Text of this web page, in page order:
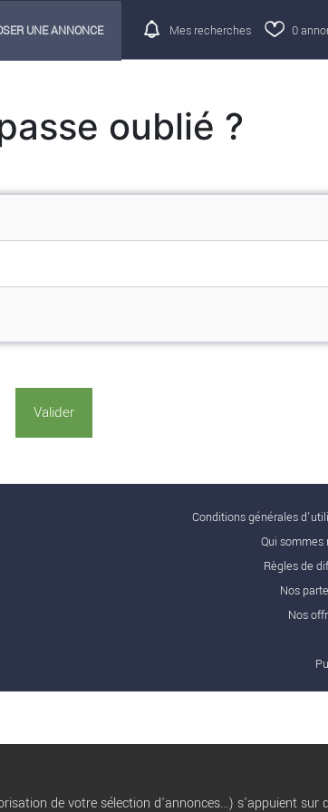
UNE ANNONCE Mes recherches 0
oublié ?
Conditions générales
Qui sommes
Règles de
Nos
Nos
de votre sélection d'annonces...) s'appuient sur